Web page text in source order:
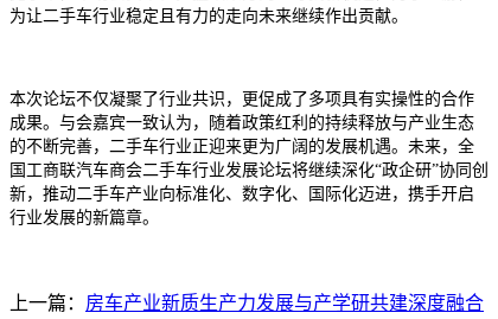
为让二手车行业稳定且有力的走向未来继续作出贡献。
本次论坛不仅凝聚了行业共识，更促成了多项具有实操性的合作
成果。与会嘉宾一致认为，随着政策红利的持续释放与产业生态
的不断完善，二手车行业正迎来更为广阔的发展机遇。未来，全
国工商联汽车商会二手车行业发展论坛将继续深化“政企研”协同创
新，推动二手车产业向标准化、数字化、国际化迈进，携手开启
行业发展的新篇章。
上一篇： 房车产业新质生产力发展与产学研共建深度融合